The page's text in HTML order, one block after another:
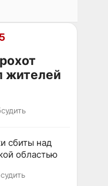
жителей
сбиты над
областью